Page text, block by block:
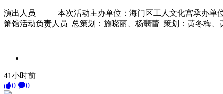
演出人员 本次活动主办单位：海门区工人文化宫
箫馆活动负责人员 总策划：施晓丽、杨翡蕾 策划：黄冬梅
41小时前
0
0